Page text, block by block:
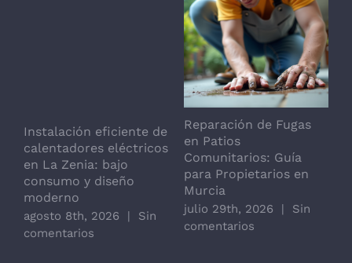
Instalación eficiente de
calentadores eléctricos
en La Zenia: bajo
consumo y diseño
moderno
agosto 8th, 2026 |
Sin
comentarios
Reparación de Fugas
en Patios
Comunitarios: Guía
para Propietarios en
Murcia
julio 29th, 2026 |
Sin
comentarios